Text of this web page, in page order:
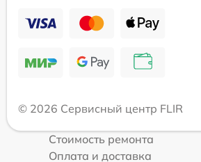
© 2026 Сервисный центр FLIR
Стоимость ремонта
Оплата и доставка